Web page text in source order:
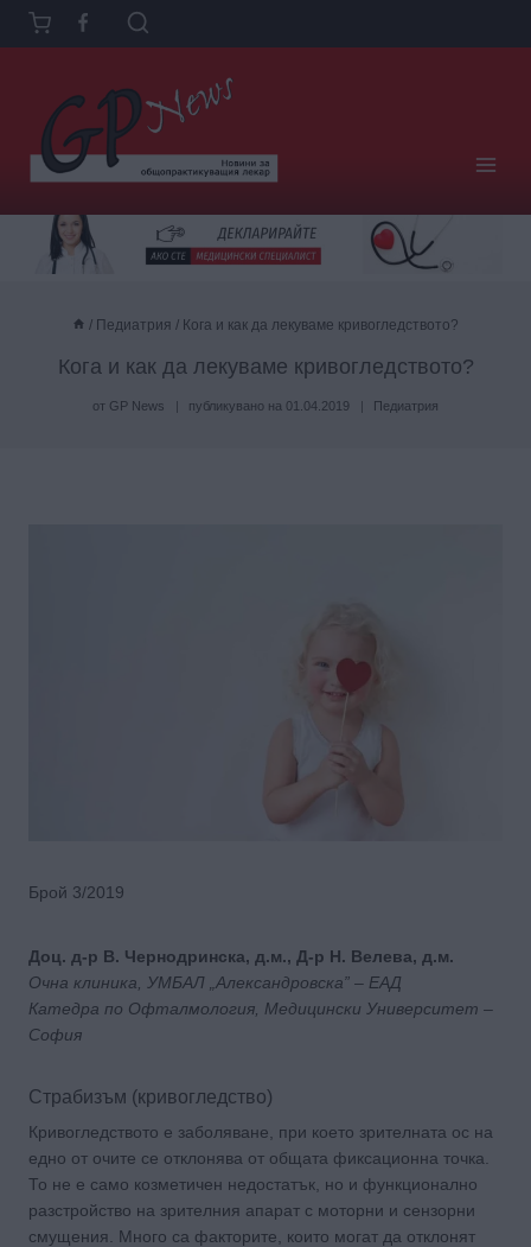
Към
съдържанието
/ Педиатрия / Кога и как да лекуваме кривогледството?
Кога и как да лекуваме кривогледството?
от GP News публикувано на 01.04.2019 Педиатрия
Брой 3/2019
Доц. д-р В. Чернодринска, д.м., Д-р Н. Велева, д.м.
Очна клиника, УМБАЛ „Александровска” – ЕАД
Катедра по Офталмология, Медицински Университет –
София
Страбизъм (кривогледство)
Кривогледството е заболяване, при което зрителната ос на
едно от очите се отклонява от общата фиксационна точка.
То не е само козметичен недостатък, но и функционално
разстройство на зрителния апарат с моторни и сензорни
смущения. Много са факторите, които могат да отклонят